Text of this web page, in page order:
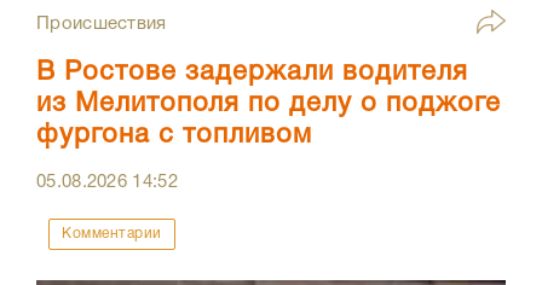
Происшествия
В Ростове задержали водителя
из Мелитополя по делу о поджоге
фургона с топливом
05.08.2026 14:52
Комментарии